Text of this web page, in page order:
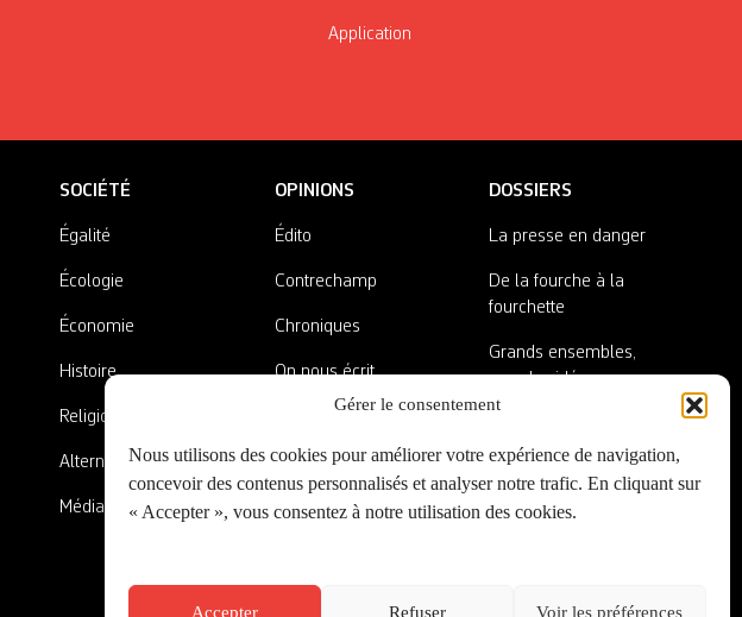
Gérer le consentement
Nous utilisons des cookies pour améliorer votre expérience de navigation,
concevoir des contenus personnalisés et analyser notre trafic. En cliquant sur
« Accepter », vous consentez à notre utilisation des cookies.
Accepter Refuser Voir les préférences
Application
SOCIÉTÉ
Égalité
Écologie
Économie
Histoire
Religions
Alternatives
Médias
OPINIONS
Édito
Contrechamp
Chroniques
On nous écrit
A côté de la plaque
DOSSIERS
La presse en danger
De la fourche à la
fourchette
Grands ensembles,
grandes idées